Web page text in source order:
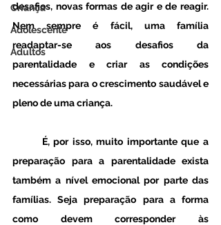
Criança
Adolescente
Adultos
desafios, novas formas de agir e de reagir.
Nem sempre é fácil, uma família
readaptar-se aos desafios da
parentalidade e criar as condições
necessárias para o crescimento saudável e
pleno de uma criança.
preparação para a parentalidade exista
também a nível emocional por parte das
famílias. Seja preparação para a forma
como devem corresponder às